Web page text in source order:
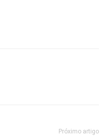
Próximo artigo